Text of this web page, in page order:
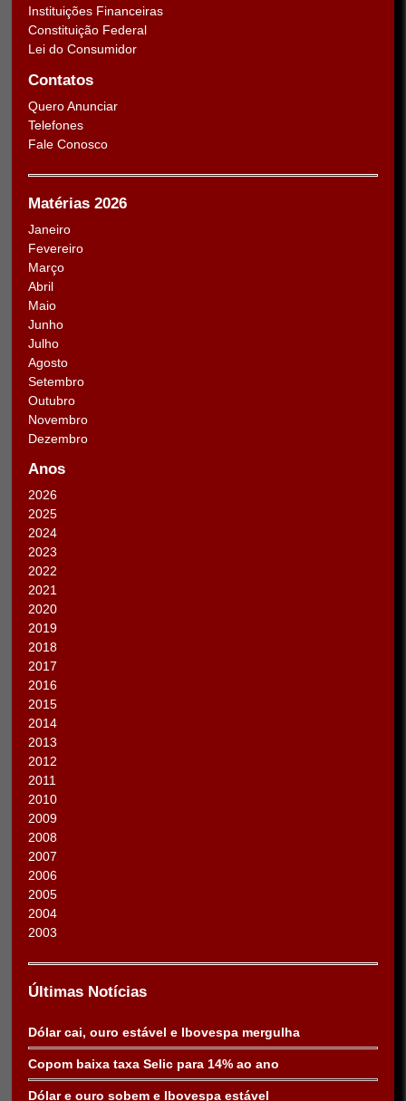
Instituições Financeiras
Constituição Federal
Lei do Consumidor
Contatos
Quero Anunciar
Telefones
Fale Conosco
Matérias 2026
Janeiro
Fevereiro
Março
Abril
Maio
Junho
Julho
Agosto
Setembro
Outubro
Novembro
Dezembro
Anos
2026
2025
2024
2023
2022
2021
2020
2019
2018
2017
2016
2015
2014
2013
2012
2011
2010
2009
2008
2007
2006
2005
2004
2003
Últimas Notícias
Dólar cai, ouro estável e Ibovespa mergulha
Copom baixa taxa Selic para 14% ao ano
Dólar e ouro sobem e Ibovespa estável